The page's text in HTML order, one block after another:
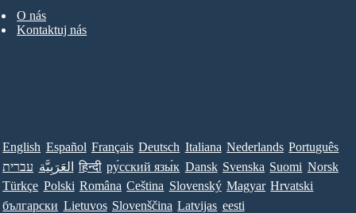
O nás
Kontaktuj nás
English Español Français Deutsch Italiana Nederlands Português
עברית العَرَبِيَّة हिन्दी ру́сский язы́к Dansk Svenska Suomi Norsk
Türkçe Polski Româna Ceština Slovenský Magyar Hrvatski
български Lietuvos Slovenščina Latvijas eesti